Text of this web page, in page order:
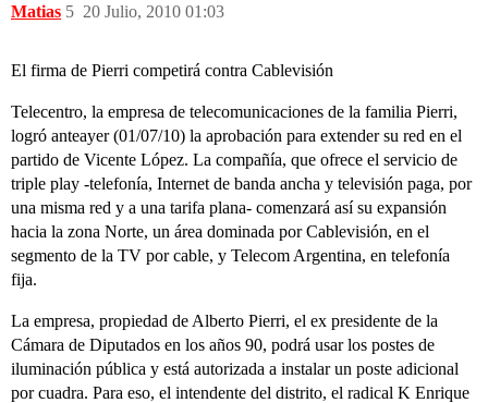
Matias 20 Julio, 2010 01:03
5
El firma de Pierri competirá contra Cablevisión
Telecentro, la empresa de telecomunicaciones de la familia Pierri,
logró anteayer (01/07/10) la aprobación para extender su red en el
partido de Vicente López. La compañía, que ofrece el servicio de
triple play -telefonía, Internet de banda ancha y televisión paga, por
una misma red y a una tarifa plana- comenzará así su expansión
hacia la zona Norte, un área dominada por Cablevisión, en el
segmento de la TV por cable, y Telecom Argentina, en telefonía
fija.
La empresa, propiedad de Alberto Pierri, el ex presidente de la
Cámara de Diputados en los años 90, podrá usar los postes de
iluminación pública y está autorizada a instalar un poste adicional
por cuadra. Para eso, el intendente del distrito, el radical K Enrique